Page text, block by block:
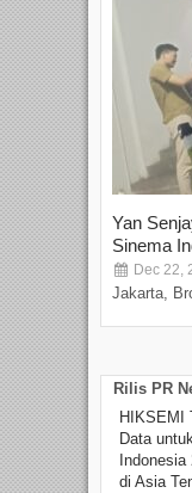
Yan
Sinema
Dec 22,
Jakarta,
Rilis PR
HIKSEMI
Data
di Asia